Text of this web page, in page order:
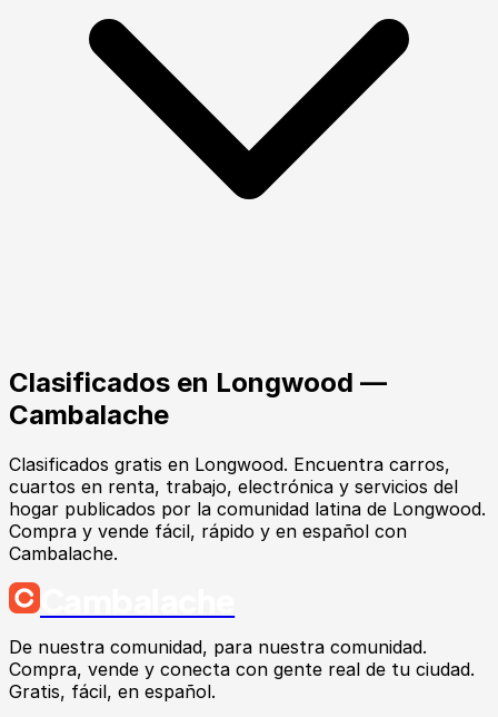
Clasificados en Longwood —
Cambalache
Clasificados gratis en Longwood. Encuentra carros,
cuartos en renta, trabajo, electrónica y servicios del
hogar publicados por la comunidad latina de Longwood.
Compra y vende fácil, rápido y en español con
Cambalache.
De nuestra comunidad, para nuestra comunidad.
Compra, vende y conecta con gente real de tu ciudad.
Gratis, fácil, en español.